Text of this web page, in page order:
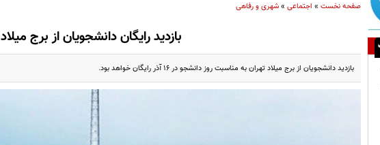
صفحه نخست» اجتماعی»شهری و رفاهی
بازدید رایگان دانشجویان از برج میلاد
بازدید دانشجویان از برج میلاد تهران به‌ مناسبت روز دانشجو در ۱۶ آذر رایگان خواهد بود.